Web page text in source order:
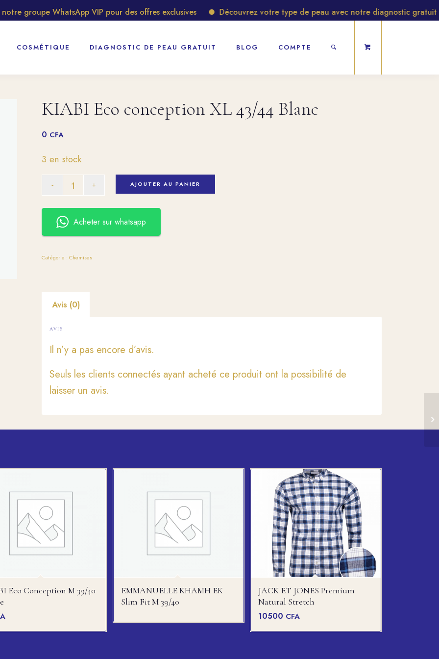
groupe WhatsApp VIP pour des offres exclusives Découvrez votre type de peau avec notre diagnostic gratuit
COSMÉTIQUE DIAGNOSTIC DE PEAU GRATUIT BLOG COMPTE
KIABI Eco conception XL 43/44 Blanc
0 CFA
3 en stock
AJOUTER AU PANIER
Acheter sur whatsapp
Catégorie :Chemises
Avis (0)
AVIS
Il n’y a pas encore d’avis.
Seuls les clients connectés ayant acheté ce produit ont la possibilité de
laisser un avis.
Eco Conception M 39/40
EMMANUELLE KHAMH EK
Slim Fit M 39/40
JACK ET JONES Premium
Natural Stretch
10500 CFA